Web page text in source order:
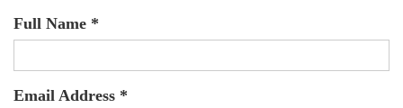
Full Name *
Email Address *